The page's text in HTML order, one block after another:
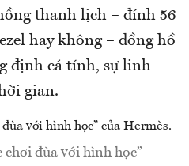
thanh lịch – đính 56
hay không – đồng hồ
định cá tính, sự linh
gian.
chơi đùa với hình học”